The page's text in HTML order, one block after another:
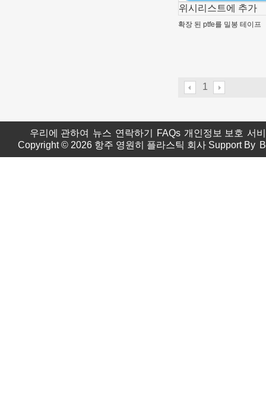
위시리스트에 추가
확장 된 ptfe를 밀봉 테이프
1
우리에 관하여 뉴스 연락하기 FAQs 개인정보 보호 서
Copyright © 2026 항주 영원히 플라스틱 회사 Support By